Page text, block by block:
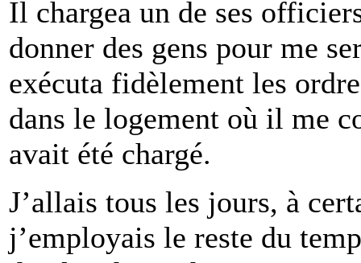
Il chargea un de ses
donner des gens pour me
exécuta fidèlement les
dans le logement où il me
avait été chargé.
J’allais tous les jours, à
j’employais le reste du